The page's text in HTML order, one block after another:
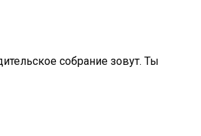
собрание зовут. Ты